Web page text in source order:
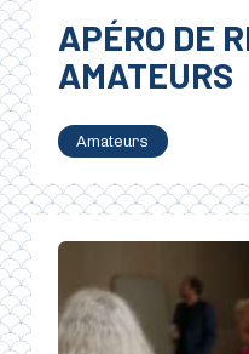
APÉRO DE
AMATEURS
Amateurs